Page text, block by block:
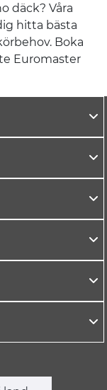
däck? Våra
hitta bästa
Boka
Euromaster